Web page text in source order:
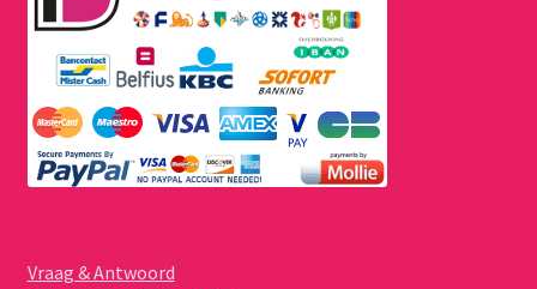
Vraag & Antwoord